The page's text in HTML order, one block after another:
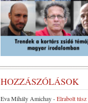
HOZZÁSZÓLÁSOK
Eva Mihály Amichay-Elrabolt túsz